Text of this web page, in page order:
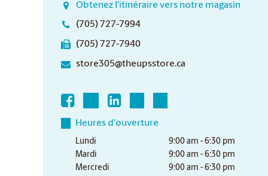
Obtenez l'itinéraire vers notre magasin
(705) 727-7994
(705) 727-7940
store305@theupsstore.ca
Heures d'ouverture
Lundi
9:00 am - 6:30 pm
Mardi
9:00 am - 6:30 pm
Mercredi
9:00 am - 6:30 pm